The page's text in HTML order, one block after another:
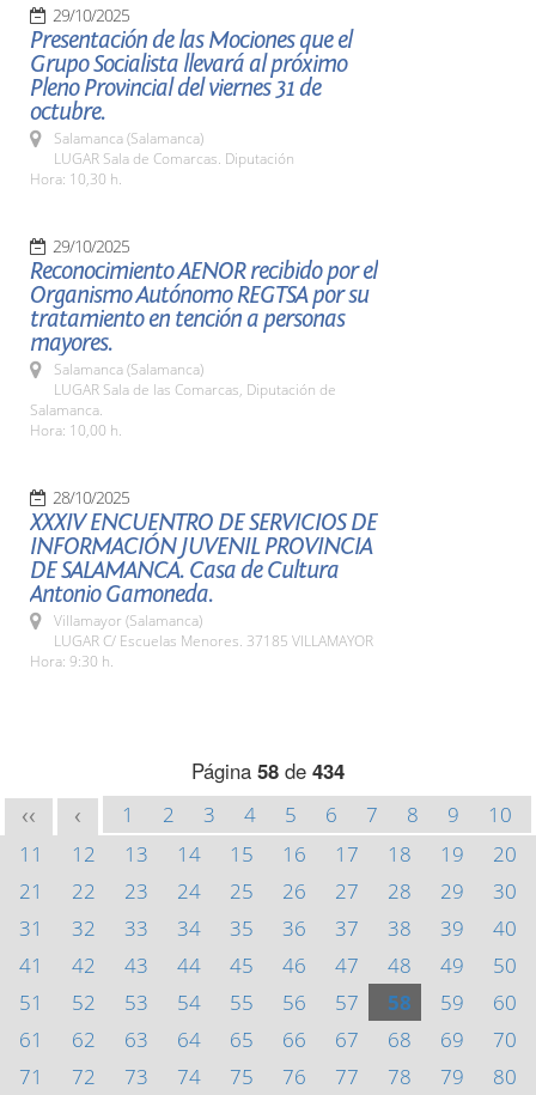
29/10/2025
Presentación de las Mociones que el
Grupo Socialista llevará al próximo
Pleno Provincial del viernes 31 de
octubre.
Salamanca (Salamanca)
LUGAR Sala de Comarcas. Diputación
Hora: 10,30 h.
29/10/2025
Reconocimiento AENOR recibido por el
Organismo Autónomo REGTSA por su
tratamiento en tención a personas
mayores.
Salamanca (Salamanca)
LUGAR Sala de las Comarcas, Diputación de
Salamanca.
Hora: 10,00 h.
28/10/2025
XXXIV ENCUENTRO DE SERVICIOS DE
INFORMACIÓN JUVENIL PROVINCIA
DE SALAMANCA. Casa de Cultura
Antonio Gamoneda.
Villamayor (Salamanca)
LUGAR C/ Escuelas Menores. 37185 VILLAMAYOR
Hora: 9:30 h.
Página 58 de 434
<< < 1 2 3 4 5 6 7 8 9
10
11
12 13 14 15 16 17 18 19
20
21
22 23 24 25 26 27 28 29
30
31
32 33 34 35 36 37 38 39
40
41
42 43 44 45 46 47 48 49
50
51
52 53 54 55 56 57 58 59
60
61
62 63 64 65 66 67 68 69
70
71
72 73 74 75 76 77 78 79
80